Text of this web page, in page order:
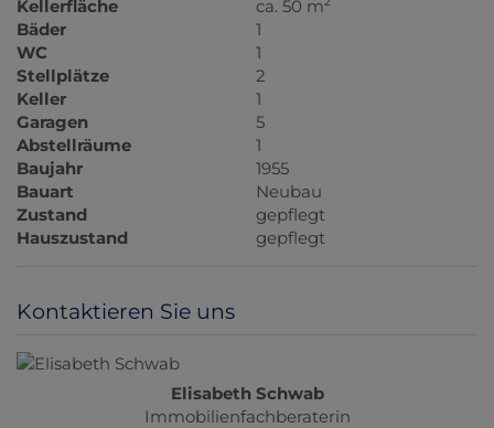
Kellerfläche ca. 50 m
Bäder
1
WC
1
Stellplätze
2
Keller
1
Garagen
5
Abstellräume
1
Baujahr
1955
Bauart
Neubau
Zustand
gepflegt
Hauszustand
gepflegt
Kontaktieren Sie uns
Elisabeth Schwab
Immobilienfachberaterin